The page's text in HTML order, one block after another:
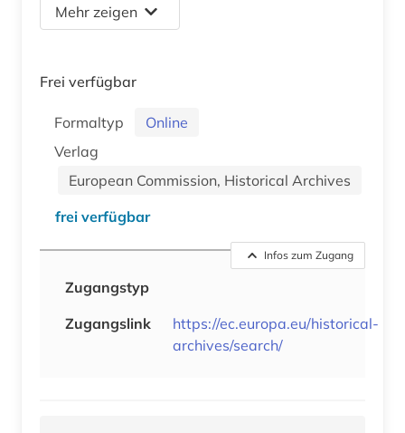
Mehr zeigen
Frei verfügbar
Formaltyp
Online
Verlag
European Commission, Historical Archives
frei verfügbar
Infos zum Zugang
Zugangstyp
Zugangslink
https://ec.europa.eu/historical-
archives/search/